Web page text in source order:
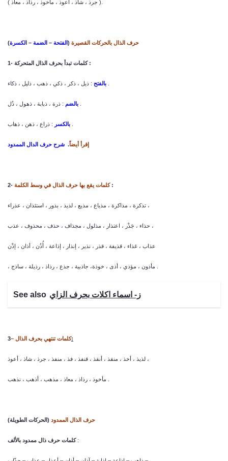
( جرذ ، شاذ ، أعوذ ، مأخوذ ، رذاذ ، معاذ ).
حرف الذال بالحركات القصيرة (الفتحة – الضمة – الكسرة)
1- كلمات تبدأ بحرف الذال المتحركة :
بالفتح
بالضم
بالكسر
إقرأ أيضاً. شرح حرف الدال الممدود
2- كلمات يقع بها حرف الذال في وسط الكلمة:
تذكرة ، مذاكرة ، مذياع ، مذيع ، لذيذ ، بذور ، استئذان ، عذراء ،
حذاء ، جَذْر ، اعتذار ، مذلول ، مجذاف ، حذف ، محذوف ، عذب ،
عذاب ، غذاء ، قذيفة ، قذر ، نذير ، إنذار ، إذاعة ، أُذُن ، أذان ، إذْن
See also ز- اسماء اكلات بحرف الزاي
3 – كلمات تنتهي بحرف الذال:
لذيذ ، أخذ ، منقذ ، أنقذ ، قنفذ ، فذ ، منفذ ، جرذ ، شاذ ، أعوذ ،
حرف الذال الممدود (الحركات الطويلة)
كلمات حرف ذال ممدود بالألف: